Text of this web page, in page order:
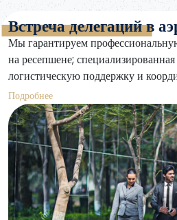
Встреча делегаций в
Мы гарантируем
на ресепшене;
логистическую поддержку и
обеспечивая комфортное и
гостей.
Подробнее